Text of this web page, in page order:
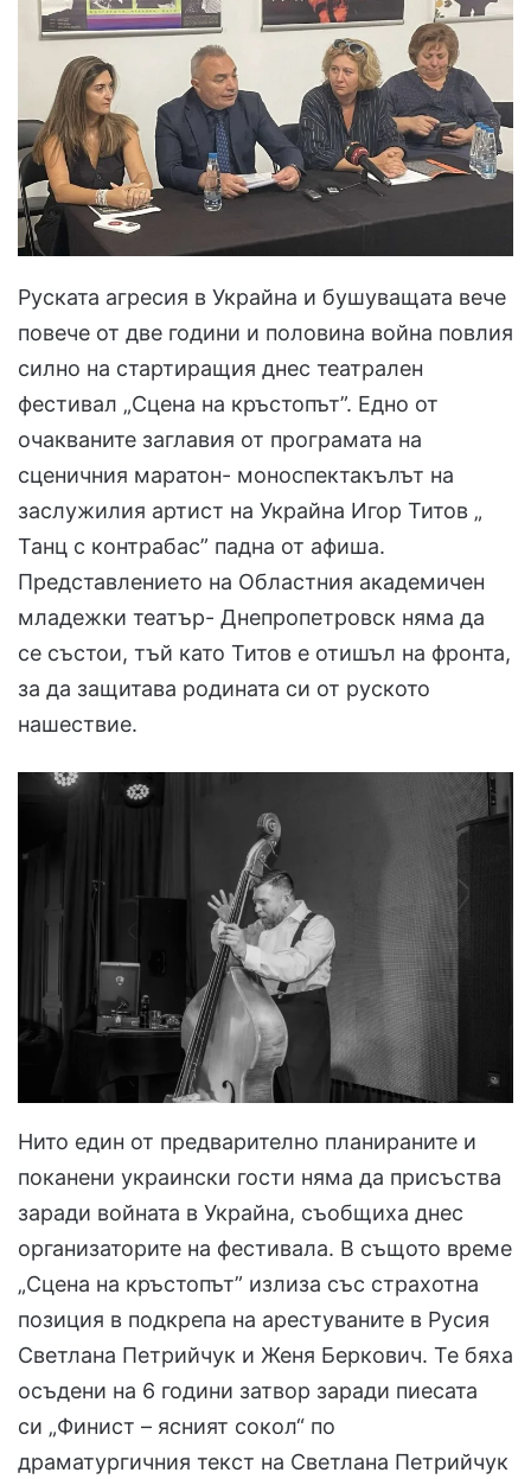
Руската агресия в Украйна и бушуващата вече
повече от две години и половина война повлия
силно на стартиращия днес театрален
фестивал „Сцена на кръстопът”. Едно от
очакваните заглавия от програмата на
сценичния маратон- моноспектакълът на
заслужилия артист на Украйна Игор Титов „
Танц с контрабас” падна от афиша.
Представлението на Областния академичен
младежки театър- Днепропетровск няма да
се състои, тъй като Титов е отишъл на фронта,
за да защитава родината си от руското
нашествие.
Нито един от предварително планираните и
поканени украински гости няма да присъства
заради войната в Украйна, съобщиха днес
организаторите на фестивала. В същото време
„Сцена на кръстопът” излиза със страхотна
позиция в подкрепа на арестуваните в Русия
Светлана Петрийчук и Женя Беркович. Те бяха
осъдени на 6 години затвор заради пиесата
си „Финист – ясният сокол“ по
драматургичния текст на Светлана Петрийчук